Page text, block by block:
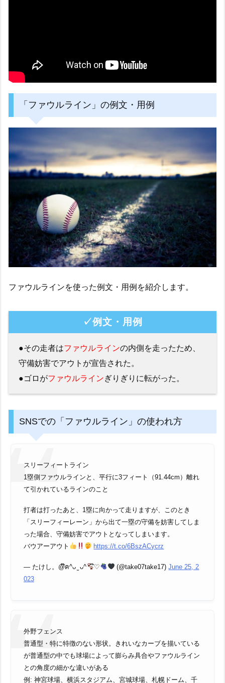
「ファウルライン」の例文・用例
ファウルラインを使った例文・用例を紹介します。
✓例文・用例
●その走者はファウルラインの内側を走ったため、
守備妨害でアウトが宣告された。
●ゴロがファウルラインぎりぎりに転がった。
SNSでの「ファウルライン」の使われ方
スリーフィートライン
1塁側ファウルラインと、平行に3フィート（91.44cm）離れ
て引かれているラインのこと
打者は打ったあと、1塁に向かって走りますが、このとき
「スリーフィーレーン」から出て一塁の守備を妨害してしま
った場合、守備妨害でアウトとなってしまいます。
バウアーアウト
https://t.co/6BszACycrz
— たけし。@໊ฅ^ᴗ ̫ ᴗ^ ໊♡ (@take07take17)June 25, 2
023
外野フェンス
普通型・特に特徴のない形状。きれいなカーブを描いている
が普通型の中でも球場によって膨らみ具合やファウルライン
との角度の細かな違いがある
例: 神宮球場、横浜スタジアム、宮城球場、札幌ドーム、千